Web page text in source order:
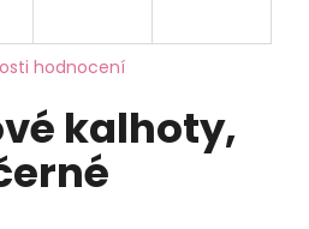
hodnocení
kalhoty,